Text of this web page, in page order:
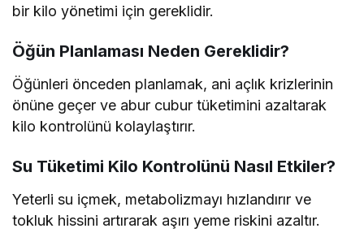
bir kilo yönetimi için gereklidir.
Öğün Planlaması Neden Gereklidir?
Öğünleri önceden planlamak, ani açlık krizlerinin
önüne geçer ve abur cubur tüketimini azaltarak
kilo kontrolünü kolaylaştırır.
Su Tüketimi Kilo Kontrolünü Nasıl Etkiler?
Yeterli su içmek, metabolizmayı hızlandırır ve
tokluk hissini artırarak aşırı yeme riskini azaltır.